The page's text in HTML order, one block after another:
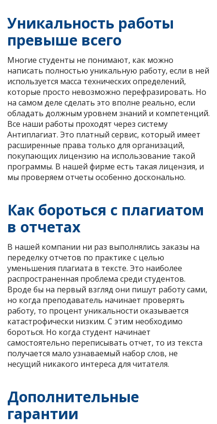
Уникальность работы
превыше всего
Многие студенты не понимают, как можно
написать полностью уникальную работу, если в ней
используется масса технических определений,
которые просто невозможно перефразировать. Но
на самом деле сделать это вполне реально, если
обладать должным уровнем знаний и компетенций.
Все наши работы проходят через систему
Антиплагиат. Это платный сервис, который имеет
расширенные права только для организаций,
покупающих лицензию на использование такой
программы. В нашей фирме есть такая лицензия, и
мы проверяем отчеты особенно досконально.
Как бороться с плагиатом
в отчетах
В нашей компании ни раз выполнялись заказы на
переделку отчетов по практике с целью
уменьшения плагиата в тексте. Это наиболее
распространенная проблема среди студентов.
Вроде бы на первый взгляд они пишут работу сами,
но когда преподаватель начинает проверять
работу, то процент уникальности оказывается
катастрофически низким. С этим необходимо
бороться. Но когда студент начинает
самостоятельно переписывать отчет, то из текста
получается мало узнаваемый набор слов, не
несущий никакого интереса для читателя.
Дополнительные
гарантии